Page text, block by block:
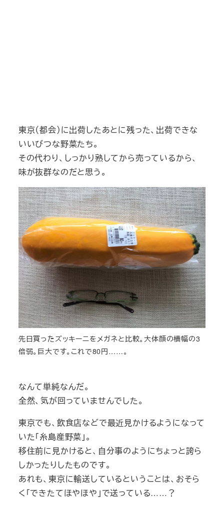
東京（都会）に出荷したあとに残った、出荷できな
いいびつな野菜たち。
その代わり、しっかり熟してから売っているから、
味が抜群なのだと思う。
先日買ったズッキーニをメガネと比較。大体顔の横幅の3
倍弱。巨大です。これで80円……。
なんて単純なんだ。
全然、気が回っていませんでした。
東京でも、飲食店などで最近見かけるようになって
いた「糸島産野菜」。
移住前に見かけると、自分事のようにちょっと誇ら
しかったりしたものです。
あれも、東京に輸送しているということは、おそら
く「できたてほやほや」で送っている……？